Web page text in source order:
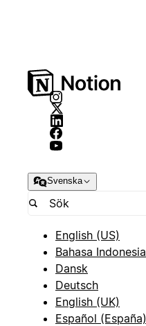
Svenska
English (US)
Bahasa Indonesia
Dansk
Deutsch
English (UK)
Español (España)